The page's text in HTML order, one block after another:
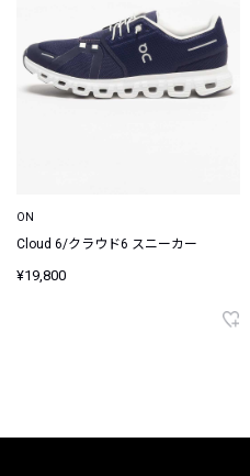
ON
Cloud 6/クラウド6 スニーカー
¥19,800